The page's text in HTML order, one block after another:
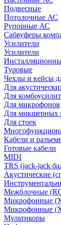
Подвесные
Потолочные АС
Рупорные АС
Сабвуферы
Усилители
Усилители
Туровые
Чехлы и кейсы
Для
Для
Для микрофонов
Для микшерных
Для стоек
Кабели и
Готовые кабели
MIDI
TRS (jack-jack
Акустические
Межблочные
Микрофонные
Микрофонные
Мультикоры